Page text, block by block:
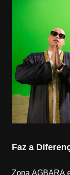
Faz a
Zona AGBARA